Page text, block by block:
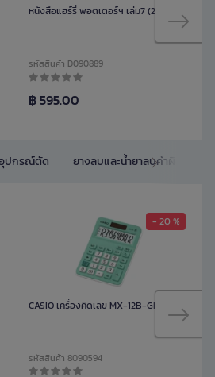
หนังสือแฮร์รี่ พอตเตอร์ฯ เล่ม7 (2020)
รหัสสินค้า D090889
฿ 595.00
ปกรณ์ตัด ยางลบและน้ำยาลบคำผิด
- 20 %
CASIO เครื่องคิดเลข MX-12B-GN สีเขียว
รหัสสินค้า 8090594